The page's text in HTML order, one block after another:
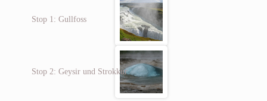
Stop 1: Gullfoss
Stop 2: Geysir und Strokkur